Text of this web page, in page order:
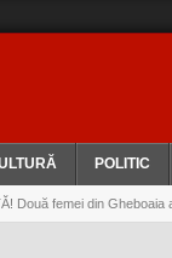
POLITIC
Două femei din